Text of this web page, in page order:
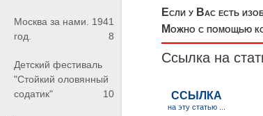
Москва за нами. 1941
год.
8
Детский фестиваль
"Стойкий оловянный
содатик"
10
Если у Вас есть
Можно с помощью
Ссылка на